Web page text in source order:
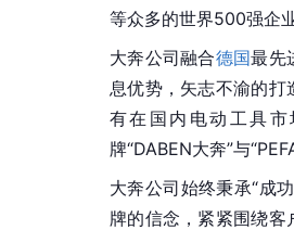
等众多的世界500强企
大奔公司融合德国最先
息优势，矢志不渝的
有在国内电动工具
牌“DABEN大奔”与
大奔公司始终秉承“成
牌的信念，紧紧围绕